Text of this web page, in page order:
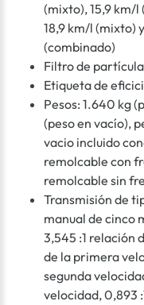
(mixto), 15,9 km/
18,9 km/l (mixto)
(combinado)
Filtro de
Etiqueta de
Pesos: 1.640 kg
(peso en vacío),
vacio incluido
remolcable con
remolcable sin
Transmisión de
manual de cinco
3,545 :1 relación
de la primera
segunda
velocidad, 0,893